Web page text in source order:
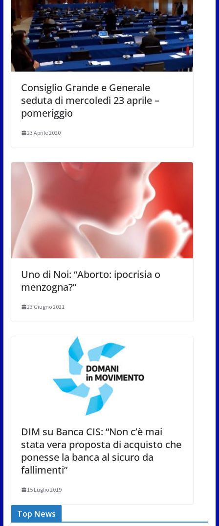
Consiglio Grande e Generale
seduta di mercoledì 23 aprile –
pomeriggio
23 Aprile 2020
Uno di Noi: “Aborto: ipocrisia o
menzogna?”
23 Giugno 2021
DIM su Banca CIS: “Non c’è mai
stata vera proposta di acquisto che
ponesse la banca al sicuro da
fallimenti”
15 Luglio 2019
Top News